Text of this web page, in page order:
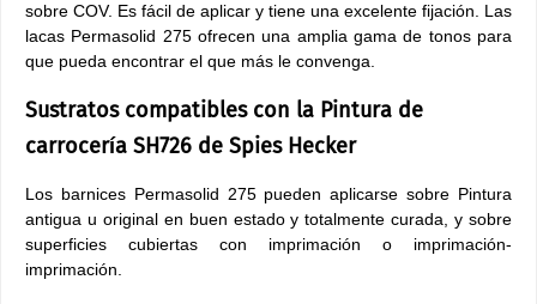
sobre COV. Es fácil de aplicar y tiene una excelente fijación. Las
lacas Permasolid 275 ofrecen una amplia gama de tonos para
que pueda encontrar el que más le convenga.
Sustratos compatibles con la Pintura de
carrocería SH726 de Spies Hecker
Los barnices Permasolid 275 pueden aplicarse sobre Pintura
antigua u original en buen estado y totalmente curada, y sobre
superficies cubiertas con imprimación o imprimación-
imprimación.